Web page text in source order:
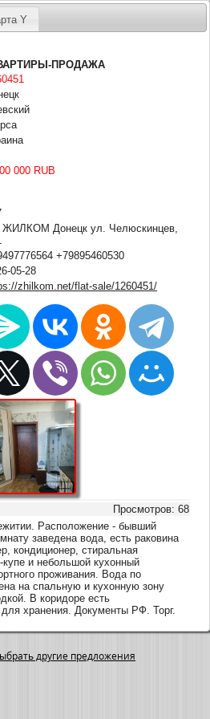
Y
ПРОДАЖА
000 RUB
Донецк ул. Челюскинцев,
+79895460530
05-28
zhilkom.net/flat-sale/1260451/
Просмотров: 68
Расположение - бывший
заведена вода, есть раковина
кондиционер, стиральная
и небольшой кухонный
проживания. Вода по
на спальную и кухонную зону
В коридоре есть
хранения. Документы РФ. Торг.
другие предложения